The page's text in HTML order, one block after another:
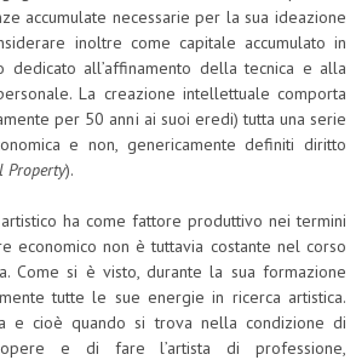
accumulate necessarie per la sua ideazione
inoltre come capitale accumulato in
dedicato all’affinamento della tecnica e alla
La creazione intellettuale comporta
per 50 anni ai suoi eredi) tutta una serie
e non, genericamente definiti diritto
Property).
ha come fattore produttivo nei termini
economico non è tuttavia costante nel corso
Come si è visto, durante la sua formazione
tutte le sue energie in ricerca artistica.
e cioè quando si trova nella condizione di
e di fare l’artista di professione,